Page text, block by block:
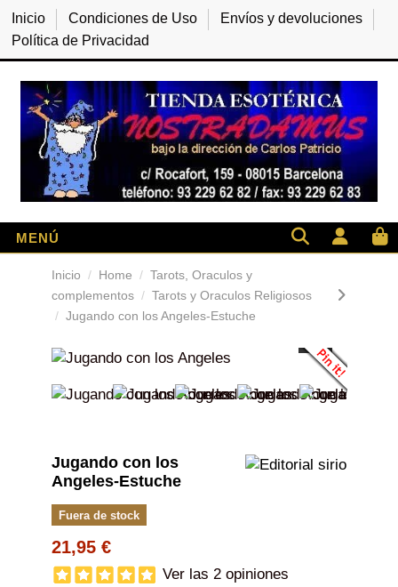
Inicio Condiciones de Uso
Envíos y devoluciones
Política de Privacidad
Inicio Home
Tarots, Oraculos y
complementos
Tarots y Oraculos Religiosos
Jugando con los Angeles-Estuche
Jugando con los
Angeles-Estuche
Fuera de stock
21,95 €
Ver las 2 opiniones